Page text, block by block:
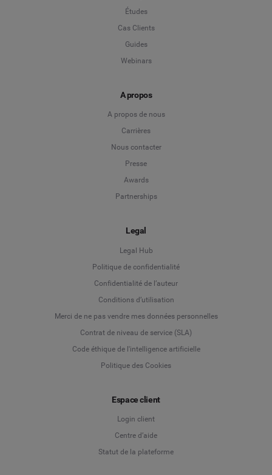
Études
Cas Clients
Guides
Webinars
A propos
A propos de nous
Carrières
Nous contacter
Presse
Awards
Partnerships
Legal
Legal Hub
Politique de confidentialité
Confidentialité de l’auteur
Conditions d’utilisation
Merci de ne pas vendre mes données personnelles
Contrat de niveau de service (SLA)
Code éthique de l'intelligence artificielle
Politique des Cookies
Espace client
Login client
Centre d’aide
Statut de la plateforme
English
Español